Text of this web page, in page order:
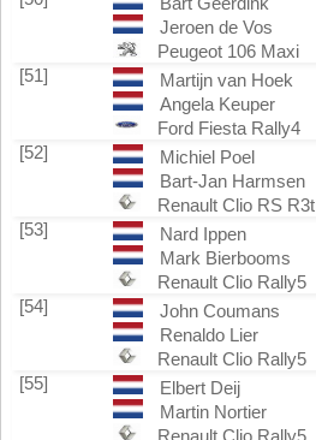
Jeroen de Vos
Peugeot 106 Maxi
[51]
Martijn van Hoek
Angela Keuper
Ford Fiesta Rally4
[52]
Michiel Poel
Bart-Jan Harmsen
Renault Clio RS R3t
[53]
Nard Ippen
Mark Bierbooms
Renault Clio Rally5
[54]
John Coumans
Renaldo Lier
Renault Clio Rally5
[55]
Elbert Deij
Martin Nortier
Renault Clio Rally5